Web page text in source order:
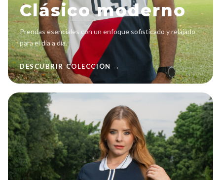
Clásico moderno
Prendas esenciales con un enfoque sofisticado y relajado
para el día a día.
DESCUBRIR COLECCIÓN →